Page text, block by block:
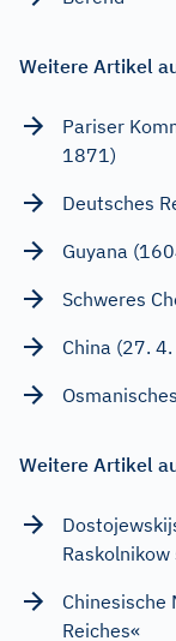
Weitere Artikel
Pariser
1871)
Deutsches
Guyana
Schweres
China (27.
Weitere Artikel
Raskolnikow
Chinesische
Reiches«